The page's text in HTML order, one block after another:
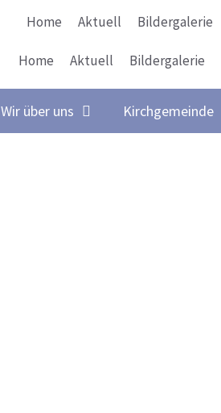
Home Aktuell Bildergalerie
Home Aktuell Bildergalerie
Wir über uns Kirchgemeinde